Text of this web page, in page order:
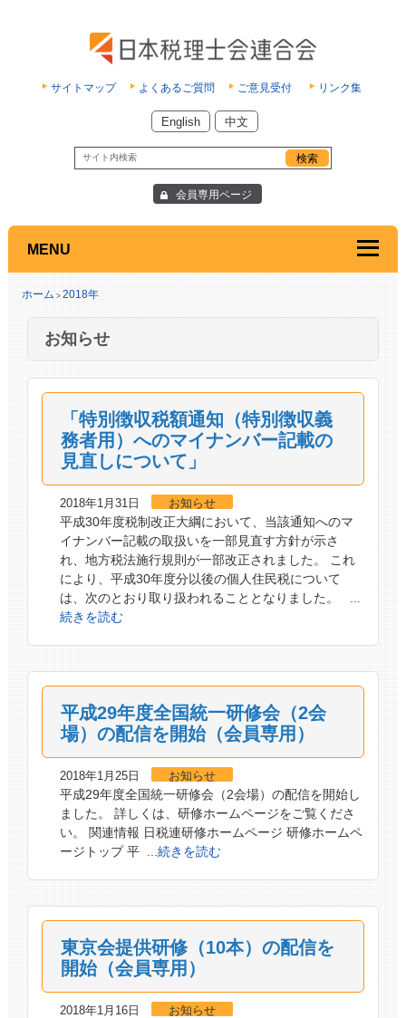
サイトマップ よくあるご質問 ご意見受付 リンク集
English 中文
会員専用ページ
MENU
ホーム > 2018年
お知らせ
「特別徴収税額通知（特別徴収義
務者用）へのマイナンバー記載の
見直しについて」
2018年1月31日 お知らせ
平成30年度税制改正大綱において、当該通知へのマ
イナンバー記載の取扱いを一部見直す方針が示さ
れ、地方税法施行規則が一部改正されました。 これ
により、平成30年度分以後の個人住民税について
は、次のとおり取り扱われることとなりました。
続きを読む
平成29年度全国統一研修会（2会
場）の配信を開始（会員専用）
2018年1月25日 お知らせ
平成29年度全国統一研修会（2会場）の配信を開始し
ました。 詳しくは、研修ホームページをご覧くださ
い。 関連情報 日税連研修ホームページ 研修ホームペ
ージトップ 平
...続きを読む
東京会提供研修（10本）の配信を
開始（会員専用）
2018年1月16日 お知らせ